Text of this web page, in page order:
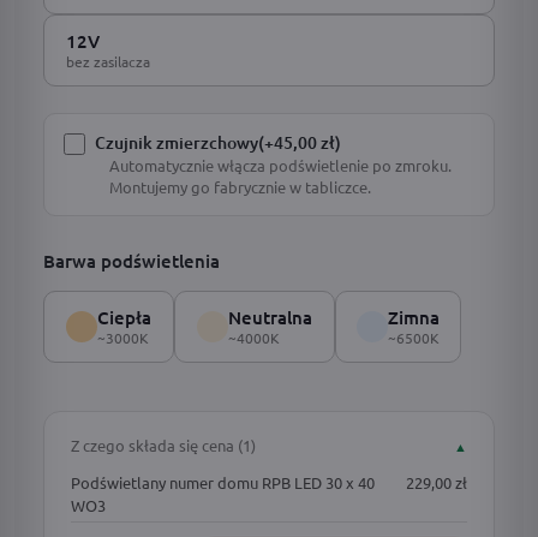
12V
bez zasilacza
Czujnik zmierzchowy(+45,00 zł)
Automatycznie włącza podświetlenie po zmroku.
Montujemy go fabrycznie w tabliczce.
Barwa podświetlenia
Ciepła
~3000K
Neutralna
~4000K
Zimna
~6500K
Z czego składa się cena (1) ▲
Podświetlany numer domu RPB LED 30 x 40
WO3
229,00 zł